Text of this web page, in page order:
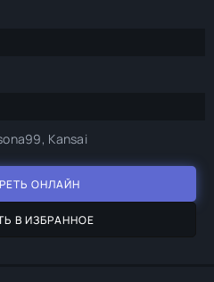
Kansai
ОНЛАЙН
В ИЗБРАННОЕ